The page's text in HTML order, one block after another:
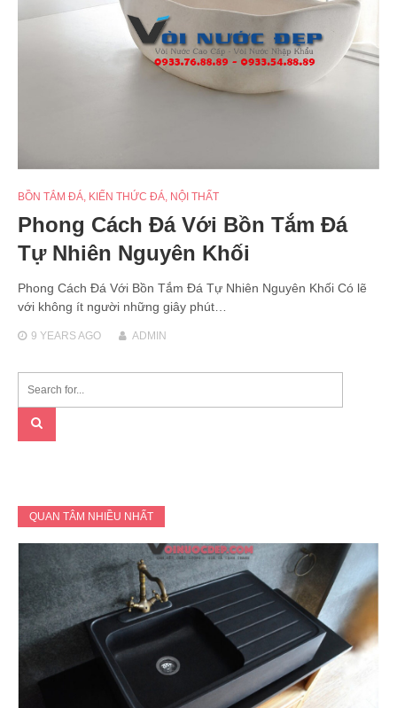
BỒN TẮM ĐÁ, KIẾN THỨC ĐÁ, NỘI THẤT
Phong Cách Đá Với Bồn Tắm Đá
Tự Nhiên Nguyên Khối
Phong Cách Đá Với Bồn Tắm Đá Tự Nhiên Nguyên Khối Có lẽ
với không ít người những giây phút…
9 YEARSAGO ADMIN
QUAN TÂM NHIỀU NHẤT